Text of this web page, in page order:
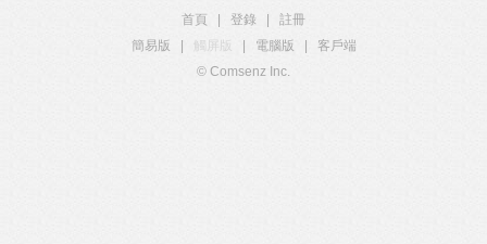
首頁 登錄
註冊
簡易版
觸屏版 電腦版
客戶端
© Comsenz Inc.